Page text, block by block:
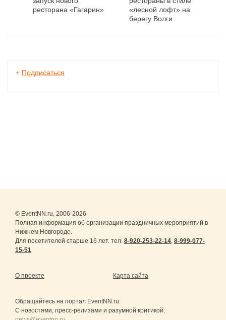
ресторана «Гагарин»
«лесной лофт» на
берегу Волги
+ Подписаться
© EventNN.ru, 2006-2026
Полная информация об организации праздничных мероприятий в
Нижнем Новгороде.
Для посетителей старше 16 лет. тел. 8-920-253-22-14, 8-999-077-
15-51
О проекте Карта сайта
Обращайтесь на портал EventNN.ru:
С новостями, пресс-релизами и разумной критикой: